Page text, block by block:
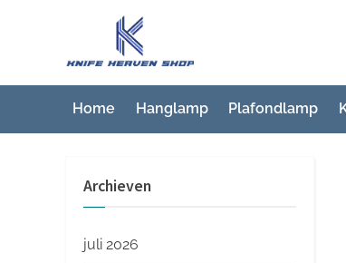
inhoud
K
n
i
f
Home Hanglamp Plafondlamp
Archieven
juli 2026